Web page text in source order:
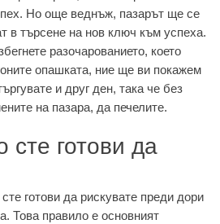
Но още веднъж, пазарът ще се
в търсене на нов ключ към успеха.
разочарованието, което
опашката, ние ще ви покажем
и друг ден, така че без
на пазара, да печелите.
сте готови да
готови да рискувате преди дори
Това правило е основният